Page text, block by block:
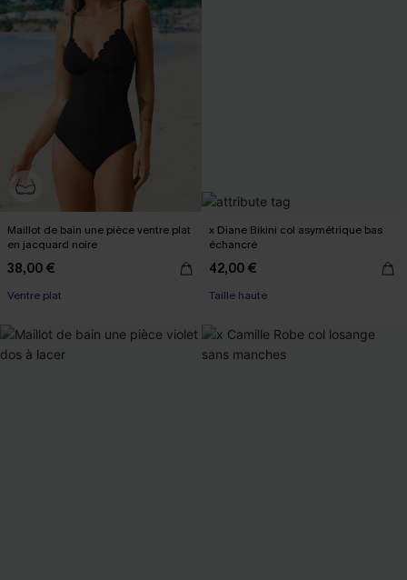
Maillot de bain une pièce ventre plat
en jacquard noire
38,00 €
Ventre plat
x Diane Bikini col asymétrique bas
échancré
42,00 €
Taille haute